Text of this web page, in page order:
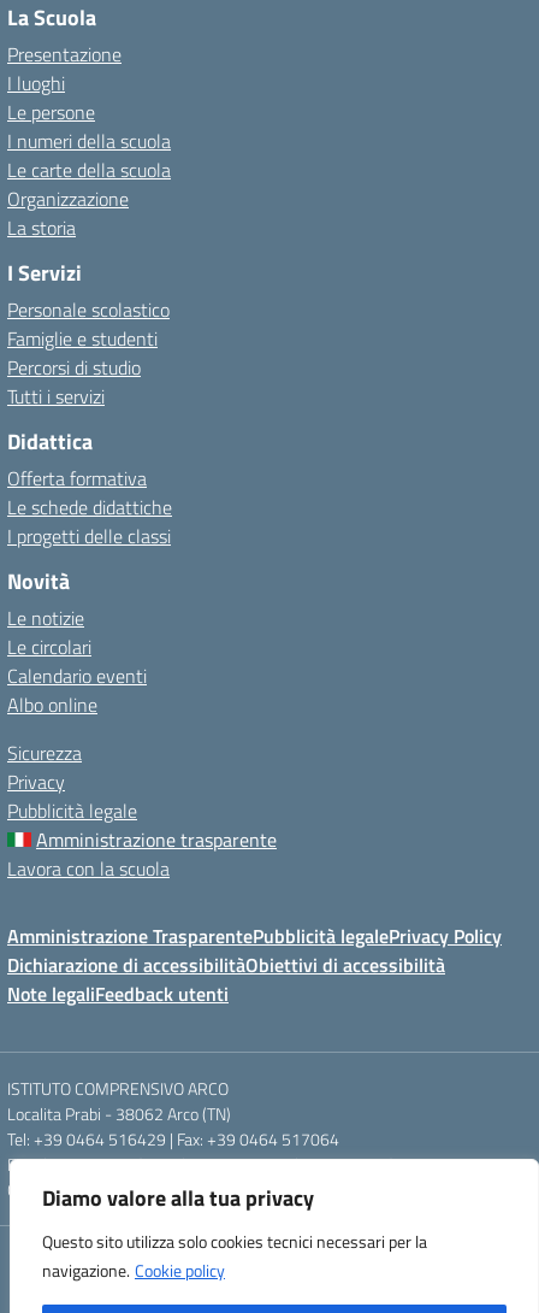
Diamo valore alla tua privacy
Questo sito utilizza solo cookies tecnici necessari per la
navigazione. Cookie policy
La Scuola
Presentazione
I luoghi
Le persone
I numeri della scuola
Le carte della scuola
Organizzazione
La storia
I Servizi
Personale scolastico
Famiglie e studenti
Percorsi di studio
Tutti i servizi
Didattica
Offerta formativa
Le schede didattiche
I progetti delle classi
Novità
Le notizie
Le circolari
Calendario eventi
Albo online
Sicurezza
Privacy
Pubblicità legale
Amministrazione trasparente
Lavora con la scuola
Amministrazione TrasparentePubblicità legalePrivacy Policy
Dichiarazione di accessibilitàObiettivi di accessibilità
Note legaliFeedback utenti
ISTITUTO COMPRENSIVO ARCO
Localita Prabi - 38062 Arco (TN)
Tel: +39 0464 516429 | Fax: +39 0464 517064
Email: segr.ic.arco@scuole.provincia.tn.it | PEC: ic.arco@pec.provincia.tn.it
Codice meccanografico: TNIC840005 | Codice fiscale: 93012960220
Concept & Design by Designers Italia